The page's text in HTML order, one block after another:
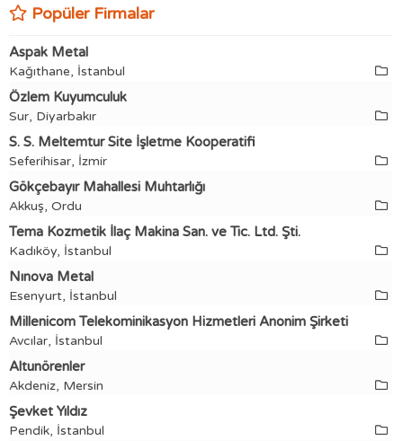
Popüler Firmalar
Aspak Metal
Kağıthane, İstanbul
Özlem Kuyumculuk
Sur, Diyarbakır
S. S. Meltemtur Site İşletme Kooperatifi
Seferihisar, İzmir
Gökçebayır Mahallesi Muhtarlığı
Akkuş, Ordu
Tema Kozmetik İlaç Makina San. ve Tic. Ltd. Şti.
Kadıköy, İstanbul
Nınova Metal
Esenyurt, İstanbul
Millenicom Telekominikasyon Hizmetleri Anonim Şirketi
Avcılar, İstanbul
Altunörenler
Akdeniz, Mersin
Şevket Yıldız
Pendik, İstanbul